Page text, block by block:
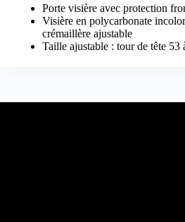
Porte visière avec protection
Visière en polycarbonate
crémaillère ajustable
Taille ajustable : tour de tête 53